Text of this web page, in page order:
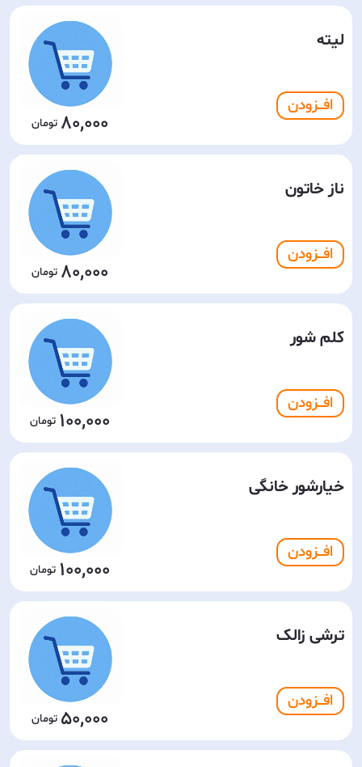
لیته
افـــزودن
80,000
ناز خاتون
افـــزودن
80,000
کلم شور
افـــزودن
100,000
خیارشور خانگی
افـــزودن
100,000
ترشی زالک
افـــزودن
50,000